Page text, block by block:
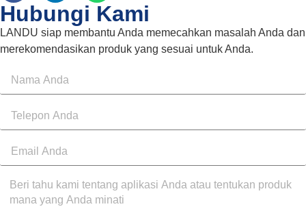
Hubungi Kami
LANDU siap membantu Anda memecahkan masalah Anda dan
merekomendasikan produk yang sesuai untuk Anda.